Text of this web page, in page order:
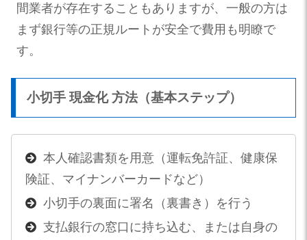
間業者が存在することもありますが、一般の方は
まず銀行等の正規ルートが安全で費用も明瞭で
す。
小切手 現金化 方法（基本ステップ）
本人確認書類を用意（運転免許証、健康保
険証、マイナンバーカードなど）
小切手の裏面に署名（裏書き）を行う
支払銀行の窓口に持ち込む、または自身の